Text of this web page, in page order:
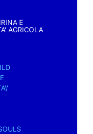
E
AGRICOLA